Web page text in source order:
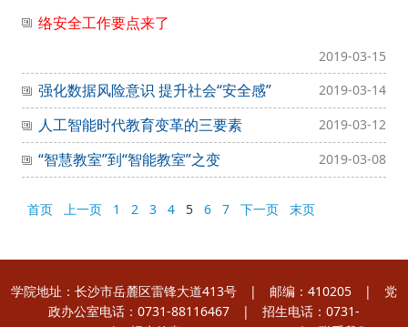
络安全工作要点来了
2019-03-15
强化数据风险意识 提升社会“安全感” 2019-03-14
人工智能时代教育变革的三要素 2019-03-12
“智慧教室”到“智能教室”之变 2019-03-08
首页 上一页 1 2 3 4 5 6 7 下一页 末页
学院地址：长沙市岳麓区雷锋大道413号 | 邮编：410205 | 党
政办公室电话：0731-88116467 | 招生电话：0731-